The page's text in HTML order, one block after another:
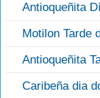
Antioqueñita
Motilon Tarde
Antioqueñita
Caribeña dia